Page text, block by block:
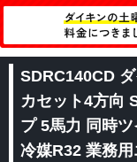
SDRC140CD
カセット4方向
プ 5馬力 同時
冷媒R32 業務